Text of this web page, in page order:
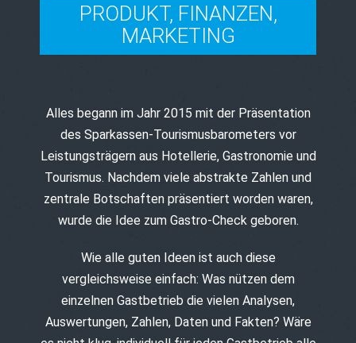
PRODUKT, FINANZEN,
MARKETING
Alles begann im Jahr 2015 mit der Präsentation
des Sparkassen-Tourismusbarometers vor
Leistungsträgern aus Hotellerie, Gastronomie und
Tourismus. Nachdem viele abstrakte Zahlen und
zentrale Botschaften präsentiert worden waren,
wurde die Idee zum Gastro-Check geboren.
Wie alle guten Ideen ist auch diese
vergleichsweise einfach: Was nützen dem
einzelnen Gastbetrieb die vielen Analysen,
Auswertungen, Zahlen, Daten und Fakten? Wäre